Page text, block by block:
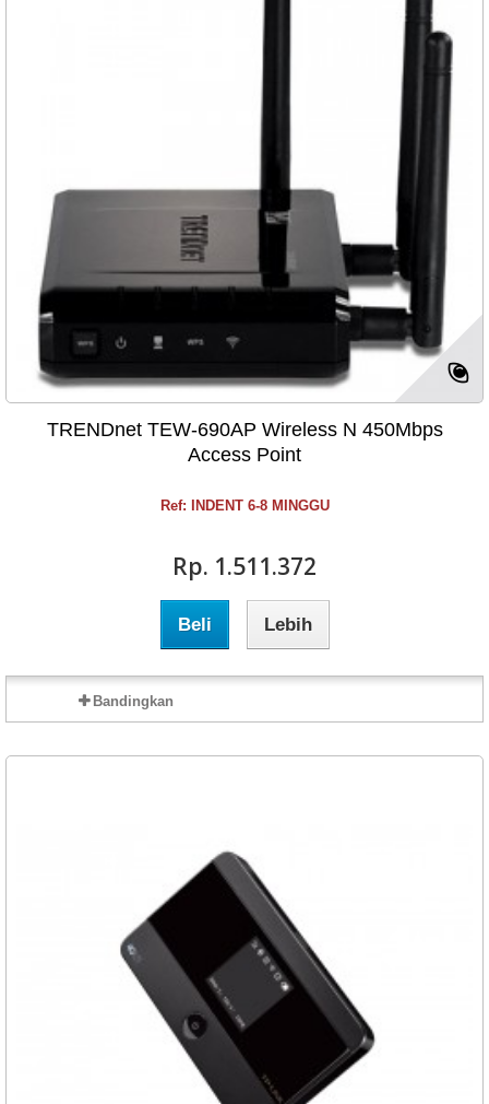
TRENDnet TEW-690AP Wireless N 450Mbps
Access Point
Ref: INDENT 6-8 MINGGU
Rp‎. 1.511.372
Beli Lebih
Bandingkan